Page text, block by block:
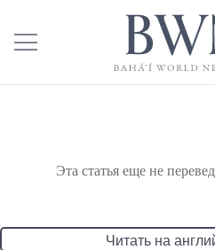
Эта статья еще не
Читать на